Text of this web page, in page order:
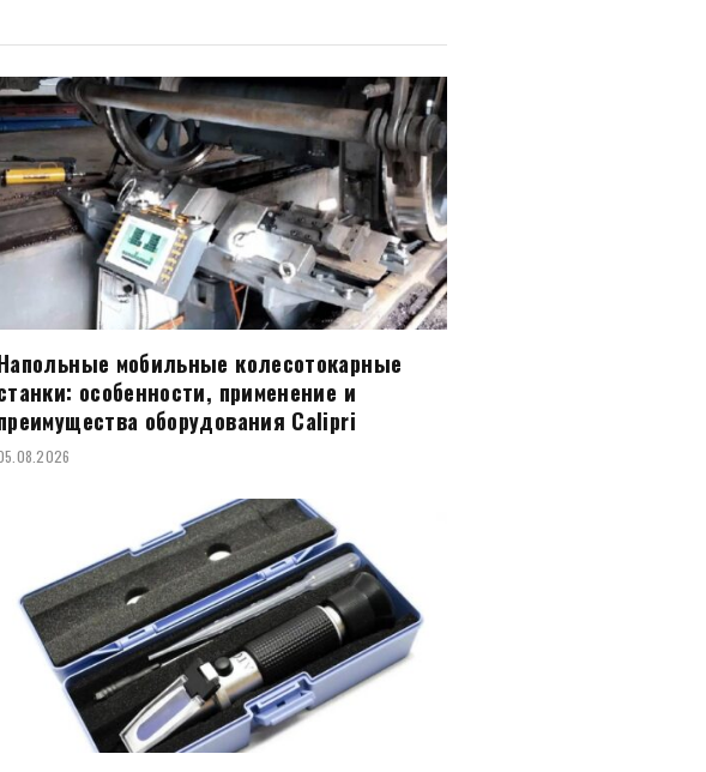
мобильные колесотокарные
особенности, применение и
оборудования Calipri